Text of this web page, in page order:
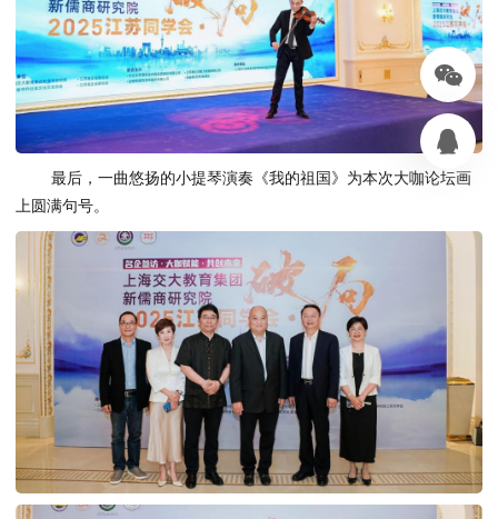
最后，一曲悠扬的小提琴演奏《我的祖国》为本次大咖论坛画
上圆满句号。